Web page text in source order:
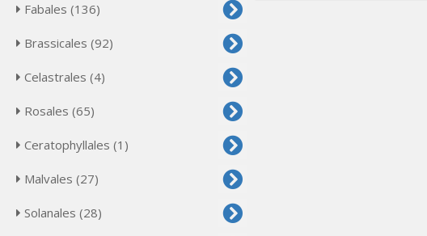
Fabales (136)
Brassicales (92)
Celastrales (4)
Rosales (65)
Ceratophyllales (1)
Malvales (27)
Solanales (28)